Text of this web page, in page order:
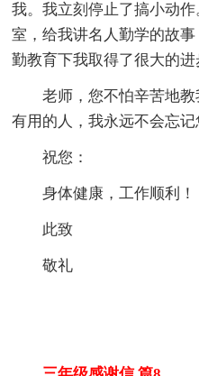
我。我立刻停止了搞小动
室，给我讲名人勤学的故
勤教育下我取得了很大的进
老师，您不怕辛苦地
有用的人，我永远不会忘记
祝您：
身体健康，工作顺利！
此致
敬礼